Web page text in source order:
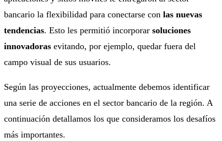
bancario la flexibilidad para conectarse con las nuevas
tendencias. Esto les permitió incorporar soluciones
innovadoras evitando, por ejemplo, quedar fuera del
campo visual de sus usuarios.
Según las proyecciones, actualmente debemos identificar
una serie de acciones en el sector bancario de la región. A
continuación detallamos los que consideramos los desafíos
más importantes.